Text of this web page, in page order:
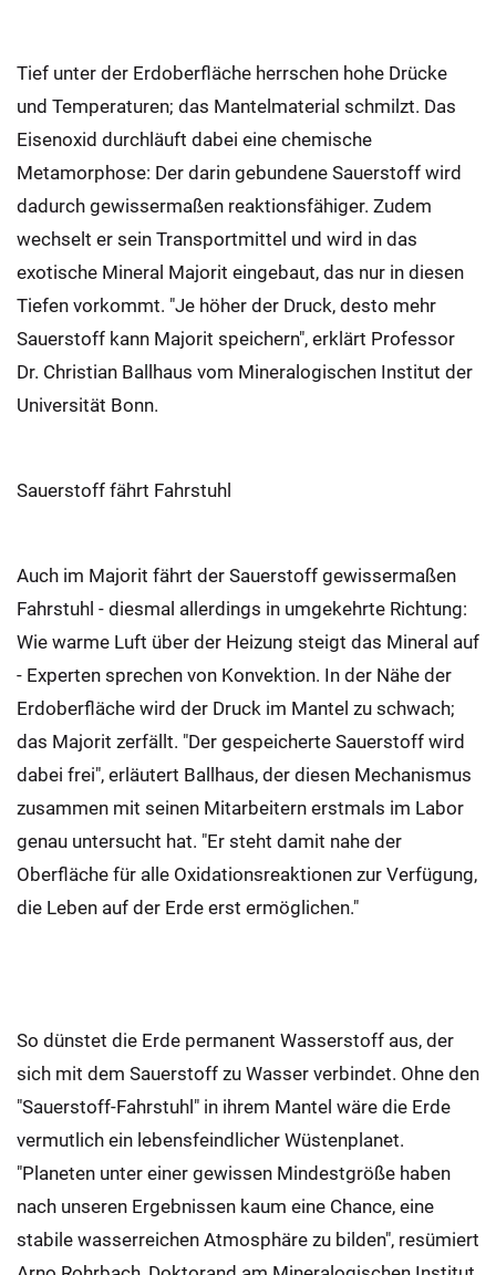
Tief unter der Erdoberfläche herrschen hohe Drücke
und Temperaturen; das Mantelmaterial schmilzt. Das
Eisenoxid durchläuft dabei eine chemische
Metamorphose: Der darin gebundene Sauerstoff wird
dadurch gewissermaßen reaktionsfähiger. Zudem
wechselt er sein Transportmittel und wird in das
exotische Mineral Majorit eingebaut, das nur in diesen
Tiefen vorkommt. "Je höher der Druck, desto mehr
Sauerstoff kann Majorit speichern", erklärt Professor
Dr. Christian Ballhaus vom Mineralogischen Institut der
Universität Bonn.
Sauerstoff fährt Fahrstuhl
Auch im Majorit fährt der Sauerstoff gewissermaßen
Fahrstuhl - diesmal allerdings in umgekehrte Richtung:
Wie warme Luft über der Heizung steigt das Mineral auf
- Experten sprechen von Konvektion. In der Nähe der
Erdoberfläche wird der Druck im Mantel zu schwach;
das Majorit zerfällt. "Der gespeicherte Sauerstoff wird
dabei frei", erläutert Ballhaus, der diesen Mechanismus
zusammen mit seinen Mitarbeitern erstmals im Labor
genau untersucht hat. "Er steht damit nahe der
Oberfläche für alle Oxidationsreaktionen zur Verfügung,
die Leben auf der Erde erst ermöglichen."
So dünstet die Erde permanent Wasserstoff aus, der
sich mit dem Sauerstoff zu Wasser verbindet. Ohne den
"Sauerstoff-Fahrstuhl" in ihrem Mantel wäre die Erde
vermutlich ein lebensfeindlicher Wüstenplanet.
"Planeten unter einer gewissen Mindestgröße haben
nach unseren Ergebnissen kaum eine Chance, eine
stabile wasserreichen Atmosphäre zu bilden", resümiert